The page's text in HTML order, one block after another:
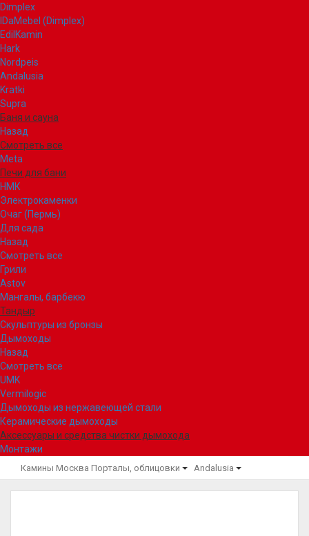
Dimplex
IDaMebel (Dimplex)
EdilKamin
Hark
Nordpeis
Andalusia
Kratki
Supra
Баня и сауна
Назад
Смотреть все
Meta
Печи для бани
НМК
Электрокаменки
Очаг (Пермь)
Для сада
Назад
Смотреть все
Грили
Astov
Мангалы, барбекю
Тандыр
Скульптуры из бронзы
Дымоходы
Назад
Смотреть все
UMK
Vermilogic
Дымоходы из нержавеющей стали
Керамические дымоходы
Аксессуары и средства чистки дымохода
Монтажи
Камины Москва Порталы, облицовки Andalusia